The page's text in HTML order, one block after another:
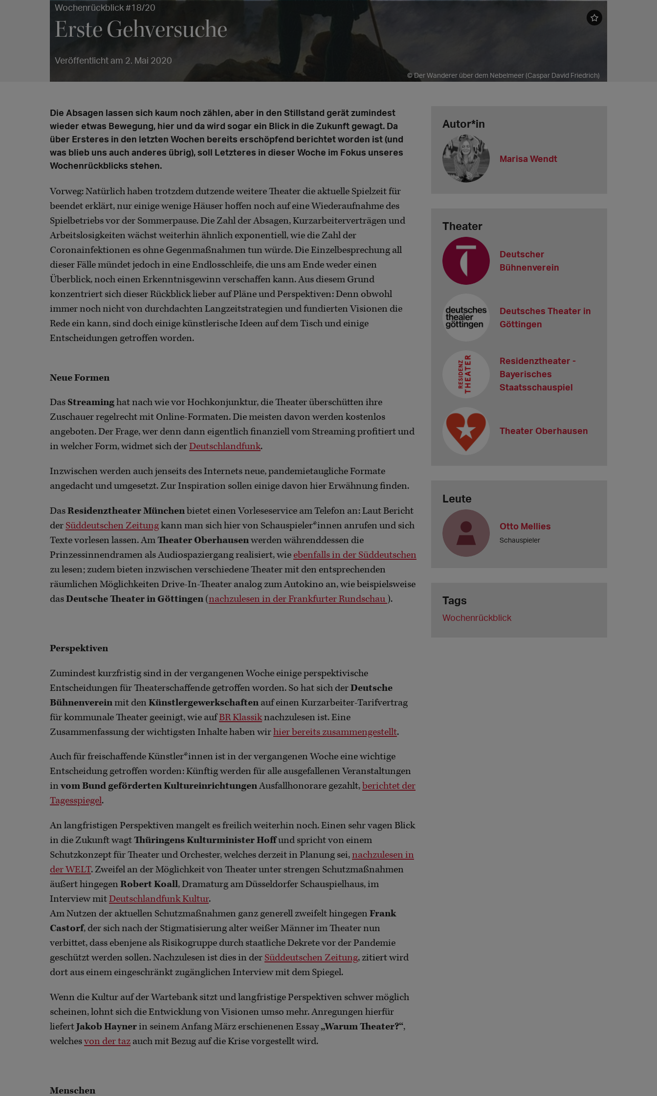
Wochenrückblick #18/20
Erste Gehversuche
Veröffentlicht am 2. Mai 2020
© Der Wanderer über dem Nebelmeer (Caspar David Friedrich)
Die Absagen lassen sich kaum noch zählen, aber in den Stillstand gerät zumindest
wieder etwas Bewegung, hier und da wird sogar ein Blick in die Zukunft gewagt. Da
über Ersteres in den letzten Wochen bereits erschöpfend berichtet worden ist (und
was blieb uns auch anderes übrig), soll Letzteres in dieser Woche im Fokus unseres
Wochenrückblicks stehen.
Vorweg: Natürlich haben trotzdem dutzende weitere Theater die aktuelle Spielzeit für
beendet erklärt, nur einige wenige Häuser hoffen noch auf eine Wiederaufnahme des
Spielbetriebs vor der Sommerpause. Die Zahl der Absagen, Kurzarbeiterverträgen und
Arbeitslosigkeiten wächst weiterhin ähnlich exponentiell, wie die Zahl der
Coronainfektionen es ohne Gegenmaßnahmen tun würde. Die Einzelbesprechung all
dieser Fälle mündet jedoch in eine Endlosschleife, die uns am Ende weder einen
Überblick, noch einen Erkenntnisgewinn verschaffen kann. Aus diesem Grund
konzentriert sich dieser Rückblick lieber auf Pläne und Perspektiven: Denn obwohl
immer noch nicht von durchdachten Langzeitstrategien und fundierten Visionen die
Rede ein kann, sind doch einige künstlerische Ideen auf dem Tisch und einige
Entscheidungen getroffen worden.
Neue Formen
Das Streaminghat nach wie vor Hochkonjunktur, die Theater überschütten ihre
Zuschauer regelrecht mit Online-Formaten. Die meisten davon werden kostenlos
angeboten. Der Frage, wer denn dann eigentlich finanziell vom Streaming profitiert und
in welcher Form, widmet sich derDeutschlandfunk.
Inzwischen werden auch jenseits des Internets neue, pandemietaugliche Formate
angedacht und umgesetzt. Zur Inspiration sollen einige davon hier Erwähnung finden.
DasResidenztheater Münchenbietet einen Vorleseservice am Telefon an: Laut Bericht
der Süddeutschen Zeitungkann man sich hier von Schauspieler*innen anrufen und sich
Texte vorlesen lassen. AmTheater Oberhausenwerden währenddessen die
Prinzessinnendramen als Audiospaziergang realisiert, wie ebenfalls in der Süddeutschen
zu lesen; zudem bieten inzwischen verschiedene Theater mit den entsprechenden
räumlichen Möglichkeiten Drive-In-Theater analog zum Autokino an, wie beispielsweise
dasDeutsche Theater in Göttingen (nachzulesen in der Frankfurter Rundschau ).
Perspektiven
Zumindest kurzfristig sind in der vergangenen Woche einige perspektivische
Entscheidungen für Theaterschaffende getroffen worden. So hat sich derDeutsche
Bühnenvereinmit den Künstlergewerkschaften auf einen Kurzarbeiter-Tarifvertrag
für kommunale Theater geeinigt, wie aufBR Klassiknachzulesen ist. Eine
Zusammenfassung der wichtigsten Inhalte haben wirhier bereits zusammengestellt.
Auch für freischaffende Künstler*innen ist in der vergangenen Woche eine wichtige
Entscheidung getroffen worden: Künftig werden für alle ausgefallenen Veranstaltungen
invom Bund geförderten KultureinrichtungenAusfallhonorare gezahlt,berichtet der
Tagesspiegel.
An langfristigen Perspektiven mangelt es freilich weiterhin noch. Einen sehr vagen Blick
in die Zukunft wagtThüringens Kulturminister Hoffund spricht von einem
Schutzkonzept für Theater und Orchester, welches derzeit in Planung sei,nachzulesen in
der WELT. Zweifel an der Möglichkeit von Theater unter strengen Schutzmaßnahmen
äußert hingegen Robert Koall, Dramaturg am Düsseldorfer Schauspielhaus, im
Interview mitDeutschlandfunk Kultur.
Am Nutzen der aktuellen Schutzmaßnahmen ganz generell zweifelt hingegen Frank
Castorf, der sich nach der Stigmatisierung alter weißer Männer im Theater nun
verbittet, dass ebenjene als Risikogruppe durch staatliche Dekrete vor der Pandemie
geschützt werden sollen. Nachzulesen ist dies in der Süddeutschen Zeitung, zitiert wird
dort aus einem eingeschränkt zugänglichen Interview mit dem Spiegel.
Wenn die Kultur auf der Wartebank sitzt und langfristige Perspektiven schwer möglich
scheinen, lohnt sich die Entwicklung von Visionen umso mehr. Anregungen hierfür
liefertJakob Haynerin seinem Anfang März erschienenen Essay„Warum Theater?“,
welchesvon der taz auch mit Bezug auf die Krise vorgestellt wird.
Menschen
Autor*in
Marisa Wendt
Theater
Deutscher
Bühnenverein
Deutsches Theater in
Göttingen
Residenztheater -
Bayerisches
Staatsschauspiel
Theater Oberhausen
Leute
Otto Mellies
Schauspieler
Tags
Wochenrückblick